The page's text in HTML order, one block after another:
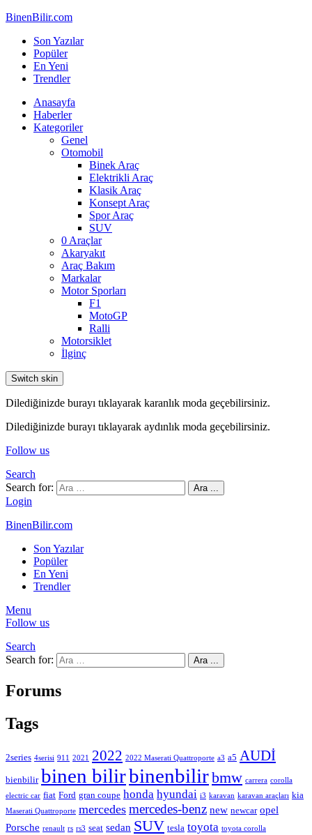
BinenBilir.com
Son Yazılar
Popüler
En Yeni
Trendler
Anasayfa
Haberler
Kategoriler
Genel
Otomobil
Binek Araç
Elektrikli Araç
Klasik Araç
Konsept Araç
Spor Araç
SUV
0 Araçlar
Akaryakıt
Araç Bakım
Markalar
Motor Sporları
F1
MotoGP
Ralli
Motorsiklet
İlginç
Switch skin
Dilediğinizde burayı tıklayarak karanlık moda geçebilirsiniz.
Dilediğinizde burayı tıklayarak aydınlık moda geçebilirsiniz.
Follow us
Search
Search for:
Ara ...
Login
BinenBilir.com
Son Yazılar
Popüler
En Yeni
Trendler
Menu
Follow us
Search
Search for:
Ara ...
Forums
Tags
2series 4serisi 911 2021 2022 2022 Maserati Quattroporte a3 a5 AUDİ
bienbilir binen bilirbinenbilirbmw carrera corolla
electric car fiat Ford gran coupe honda hyundai i3 karavan karavan araçları kia
Maserati Quattroporte mercedes mercedes-benz new newcar opel
Porsche renault rs rs3 seat sedan SUV tesla toyota toyota corolla